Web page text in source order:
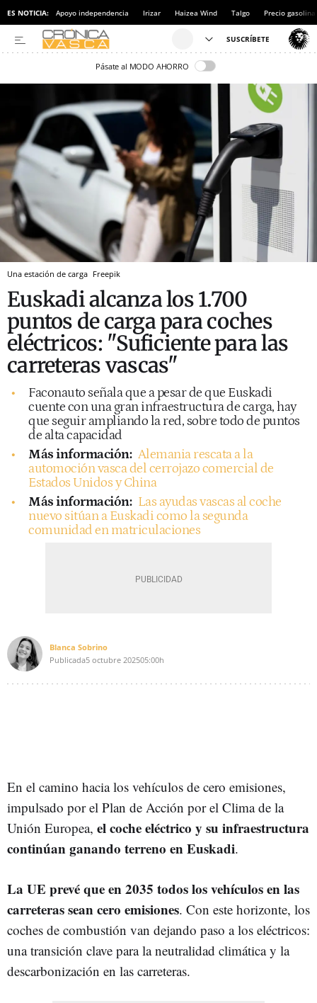
ES NOTICIA: Apoyo independencia Irizar Haizea Wind Talgo Precio gasolina
Pásate al MODO AHORRO
Una estación de carga Freepik
Euskadi alcanza los 1.700
puntos de carga para coches
eléctricos: "Suficiente para las
carreteras vascas"
Faconauto señala que a pesar de que Euskadi
cuente con una gran infraestructura de carga, hay
que seguir ampliando la red, sobre todo de puntos
de alta capacidad
Más información: Alemania rescata a la
automoción vasca del cerrojazo comercial de
Estados Unidos y China
Más información: Las ayudas vascas al coche
nuevo sitúan a Euskadi como la segunda
comunidad en matriculaciones
Blanca Sobrino
Publicada5 octubre 202505:00h
En el camino hacia los vehículos de cero emisiones,
impulsado por el Plan de Acción por el Clima de la
Unión Europea, el coche eléctrico y su infraestructura
continúan ganando terreno en Euskadi.
La UE prevé que en 2035 todos los vehículos en las
carreteras sean cero emisiones. Con este horizonte, los
coches de combustión van dejando paso a los eléctricos:
una transición clave para la neutralidad climática y la
descarbonización en las carreteras.